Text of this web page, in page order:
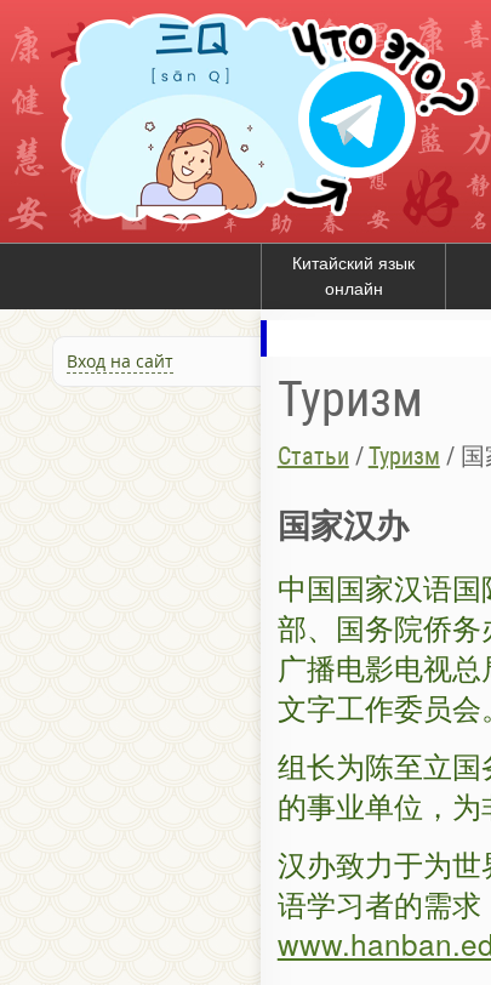
Китайский язык
онлайн
Вход на сайт
Туризм
Статьи /Туризм / 国
国家汉办
中国国家汉语
部、国务院侨
广播电影电视
文字工作委员会。
组长为陈至立
的事业单位，为
汉办致力于为
语学习者的需